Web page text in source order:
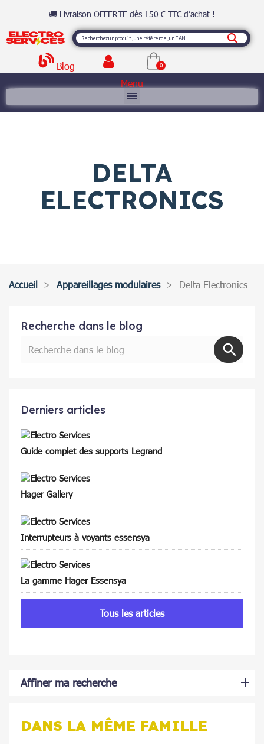
🚚 Livraison OFFERTE dès 150 € TTC d’achat !
Blog
Menu
DELTA
ELECTRONICS
Accueil Appareillages modulaires Delta Electronics
Recherche dans le blog
Derniers articles
Guide complet des supports Legrand
Hager Gallery
Interrupteurs à voyants essensya
La gamme Hager Essensya
Tous les articles
Affiner ma recherche
DANS LA MÊME FAMILLE